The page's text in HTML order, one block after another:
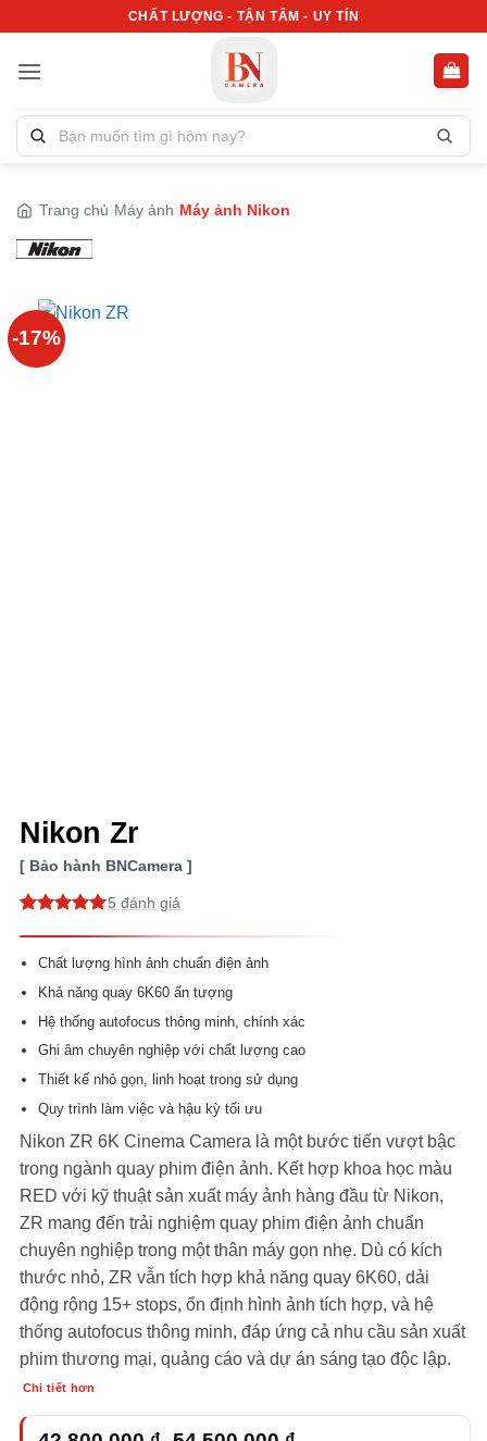
nội
CHẤT LƯỢNG - TẬN TÂM - UY TÍN
Tìm
kiếm
phẩm:
Trang chủ Máy ảnh Máy ảnh Nikon
-17%
Nikon Zr
Bảo hành BNCamera
đánh giá
5
Chất lượng hình ảnh chuẩn điện ảnh
Khả năng quay 6K60 ấn tượng
Hệ thống autofocus thông minh, chính xác
Ghi âm chuyên nghiệp với chất lượng cao
Thiết kế nhỏ gọn, linh hoạt trong sử dụng
Quy trình làm việc và hậu kỳ tối ưu
Nikon ZR 6K Cinema Camera là một bước tiến vượt bậc
trong ngành quay phim điện ảnh. Kết hợp khoa học màu
RED với kỹ thuật sản xuất máy ảnh hàng đầu từ Nikon,
ZR mang đến trải nghiệm quay phim điện ảnh chuẩn
chuyên nghiệp trong một thân máy gọn nhẹ. Dù có kích
thước nhỏ, ZR vẫn tích hợp khả năng quay 6K60, dải
động rộng 15+ stops, ổn định hình ảnh tích hợp, và hệ
thống autofocus thông minh, đáp ứng cả nhu cầu sản xuất
phim thương mại, quảng cáo và dự án sáng tạo độc lập.
Chi tiết hơn